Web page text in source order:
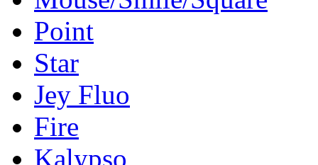
Point
Star
Jey Fluo
Fire
Kalypso